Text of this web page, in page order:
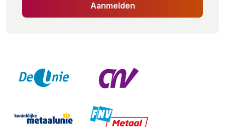
Aanmelden